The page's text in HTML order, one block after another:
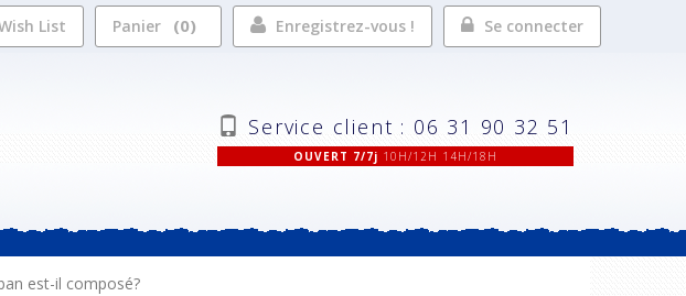
Enregistrez-vous ! Se connecter
Panier 0
List
Service client : 06 31 90 32 51
OUVERT 7/7j 10H/12H 14H/18H
est-il composé?